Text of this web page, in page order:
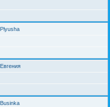
Plyusha
Евгения
Businka